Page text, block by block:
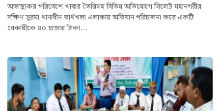
অস্বাস্থ্যকর পরিবেশে খাবার তৈরিসহ বিভিন্ন অভিযোগে সিলেট মহানগরীর
দক্ষিণ সুরমা থানাধীন ভার্থখলা এলাকায় অভিযান পরিচালনা করে একটি
বেকারীকে ৪০ হাজার টাকা...